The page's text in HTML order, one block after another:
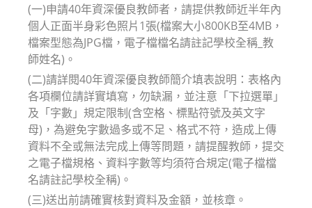
(一)申請40年資深優良教師者，請提供教師近半年內
個人正面半身彩色照片1張(檔案大小800KB至4MB，
檔案型態為JPG檔，電子檔檔名請註記學校全稱_教
師姓名)。
(二)請詳閱40年資深優良教師簡介填表說明：表格內
各項欄位請詳實填寫，勿缺漏，並注意「下拉選單」
及「字數」規定限制(含空格、標點符號及英文字
母)，為避免字數過多或不足、格式不符，造成上傳
資料不全或無法完成上傳等問題，請提醒教師，提交
之電子檔規格、資料字數等均須符合規定(電子檔檔
名請註記學校全稱)。
(三)送出前請確實核對資料及金額，並核章。